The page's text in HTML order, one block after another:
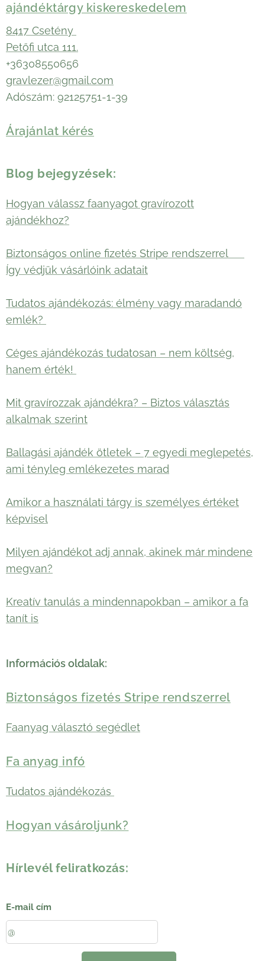
ajándéktárgy kiskereskedelem
8417 Csetény
Petőfi utca 111.
+36308550656
gravlezer@gmail.com
Adószám: 92125751-1-39
Árajánlat kérés
Blog bejegyzések:
Hogyan válassz faanyagot gravírozott
ajándékhoz?
Biztonságos online fizetés Stripe rendszerrel 🛡️
Így védjük vásárlóink adatait
Tudatos ajándékozás: élmény vagy maradandó
emlék?
Céges ajándékozás tudatosan – nem költség,
hanem érték!
Mit gravírozzak ajándékra? – Biztos választás
alkalmak szerint
Ballagási ajándék ötletek – 7 egyedi meglepetés,
ami tényleg emlékezetes marad
Amikor a használati tárgy is személyes értéket
képvisel
Milyen ajándékot adj annak, akinek már mindene
megvan?
Kreatív tanulás a mindennapokban – amikor a fa
tanít is
Információs oldalak:
Biztonságos fizetés Stripe rendszerrel
Faanyag választó segédlet
Fa anyag infó
Tudatos ajándékozás
Hogyan vásároljunk?
Hírlevél feliratkozás:
E-mail cím